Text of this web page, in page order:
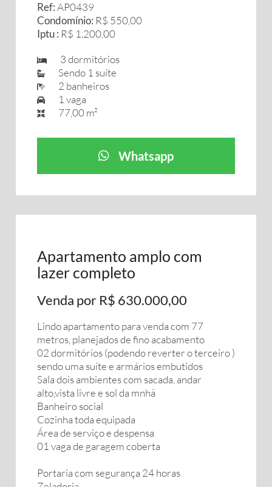
Ref:AP0439
Condomínio: R$ 550,00
Iptu : R$ 1.200,00
3 dormitórios
Sendo 1 suíte
2 banheiros
1 vaga
77,00 m²
Whatsapp
Apartamento amplo com
lazer completo
Venda por R$ 630.000,00
Lindo apartamento para venda com 77
metros, planejados de fino acabamento
02 dormitórios (podendo reverter o terceiro )
sendo uma suíte e armários embutidos
Sala dois ambientes com sacada, andar
alto,vista livre e sol da mnhã
Banheiro social
Cozinha toda equipada
Área de serviço e despensa
01 vaga de garagem coberta
Portaria com segurança 24 horas